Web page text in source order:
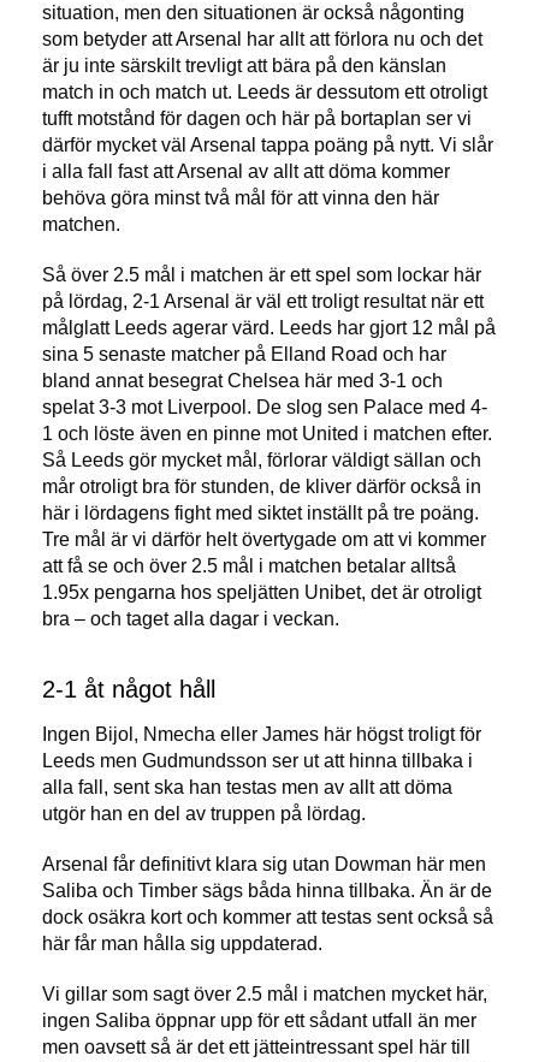
situation, men den situationen är också någonting
som betyder att Arsenal har allt att förlora nu och det
är ju inte särskilt trevligt att bära på den känslan
match in och match ut. Leeds är dessutom ett otroligt
tufft motstånd för dagen och här på bortaplan ser vi
därför mycket väl Arsenal tappa poäng på nytt. Vi slår
i alla fall fast att Arsenal av allt att döma kommer
behöva göra minst två mål för att vinna den här
matchen.
Så över 2.5 mål i matchen är ett spel som lockar här
på lördag, 2-1 Arsenal är väl ett troligt resultat när ett
målglatt Leeds agerar värd. Leeds har gjort 12 mål på
sina 5 senaste matcher på Elland Road och har
bland annat besegrat Chelsea här med 3-1 och
spelat 3-3 mot Liverpool. De slog sen Palace med 4-
1 och löste även en pinne mot United i matchen efter.
Så Leeds gör mycket mål, förlorar väldigt sällan och
mår otroligt bra för stunden, de kliver därför också in
här i lördagens fight med siktet inställt på tre poäng.
Tre mål är vi därför helt övertygade om att vi kommer
att få se och över 2.5 mål i matchen betalar alltså
1.95x pengarna hos speljätten Unibet, det är otroligt
bra – och taget alla dagar i veckan.
2-1 åt något håll
Ingen Bijol, Nmecha eller James här högst troligt för
Leeds men Gudmundsson ser ut att hinna tillbaka i
alla fall, sent ska han testas men av allt att döma
utgör han en del av truppen på lördag.
Arsenal får definitivt klara sig utan Dowman här men
Saliba och Timber sägs båda hinna tillbaka. Än är de
dock osäkra kort och kommer att testas sent också så
här får man hålla sig uppdaterad.
Vi gillar som sagt över 2.5 mål i matchen mycket här,
ingen Saliba öppnar upp för ett sådant utfall än mer
men oavsett så är det ett jätteintressant spel här till